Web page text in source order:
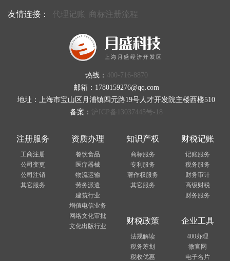
友情连接： 代理记账 商标注册流程
热线： 400-716-8870
邮箱：1780159276@qq.com
地址：上海市宝山区月浦镇四元路19号人才开发院主楼西楼510
备案： 沪ICP备13037445号-18
注册服务
工商注册
公司变更
公司注销
其它服务
资质办理
餐饮食品
医疗器械
物流运输
劳务派遣
建筑行业
增值电信业务
网络文化审批
文化出版行业
知识产权
商标服务
专利服务
著作权服务
其它服务
财税记账
记账服务
税务服务
财务审计
高级财税
财务服务
财税政策
法规解读
税务筹划
税收优惠
企业工具
400办理
微官网
电子名片